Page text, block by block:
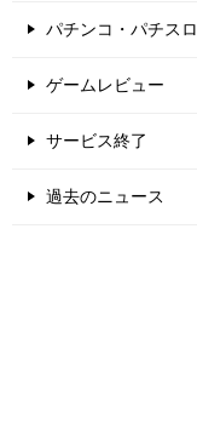
パチンコ・パチスロ
ゲームレビュー
サービス終了
過去のニュース